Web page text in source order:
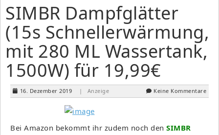
SIMBR Dampfglätter
(15s Schnellerwärmung,
mit 280 ML Wassertank,
1500W) für 19,99€
16. Dezember 2019 | Anzeige Keine Kommentare
Bei Amazon bekommt ihr zudem noch den SIMBR